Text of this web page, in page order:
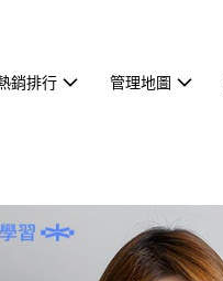
銷排行 管理地圖